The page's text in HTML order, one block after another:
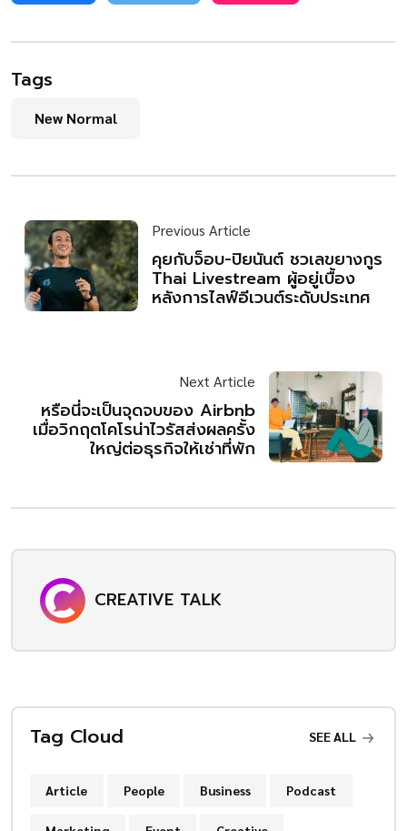
Tags
New Normal
Previous Article
คุยกับจ็อบ-ปิยนันต์ ชวเลขยางกูร
Thai Livestream ผู้อยู่เบื้อง
หลังการไลฟ์อีเวนต์ระดับประเทศ
Next Article
หรือนี่จะเป็นจุดจบของ Airbnb
เมื่อวิกฤตโคโรน่าไวรัสส่งผลครั้ง
ใหญ่ต่อธุรกิจให้เช่าที่พัก
CREATIVE TALK
Tag Cloud SEE ALL
Article People Business Podcast